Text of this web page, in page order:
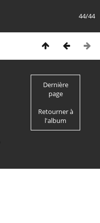
44/44
Dernière
page
Retourner à
l'album